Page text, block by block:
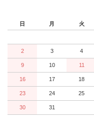
日 月 火
2 3 4
9 10 11
16 17 18
23 24 25
30 31